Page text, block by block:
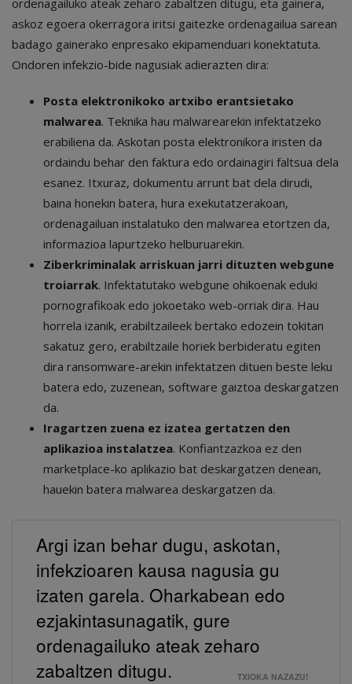
askoz egoera okerragora iritsi gaitezke ordenagailua sarean
badago gainerako enpresako ekipamenduari konektatuta.
Ondoren infekzio-bide nagusiak adierazten dira:
Posta elektronikoko artxibo erantsietako
malwarea. Teknika hau malwarearekin infektatzeko
erabiliena da. Askotan posta elektronikora iristen da
ordaindu behar den faktura edo ordainagiri faltsua dela
esanez. Itxuraz, dokumentu arrunt bat dela dirudi,
baina honekin batera, hura exekutatzerakoan,
ordenagailuan instalatuko den malwarea etortzen da,
informazioa lapurtzeko helburuarekin.
Ziberkriminalak arriskuan jarri dituzten webgune
troiarrak. Infektatutako webgune ohikoenak eduki
pornografikoak edo jokoetako web-orriak dira. Hau
horrela izanik, erabiltzaileek bertako edozein tokitan
sakatuz gero, erabiltzaile horiek berbideratu egiten
dira ransomware-arekin infektatzen dituen beste leku
batera edo, zuzenean, software gaiztoa deskargatzen
da.
Iragartzen zuena ez izatea gertatzen den
aplikazioa instalatzea. Konfiantzazkoa ez den
marketplace-ko aplikazio bat deskargatzen denean,
hauekin batera malwarea deskargatzen da.
Argi izan behar dugu, askotan,
infekzioaren kausa nagusia gu
izaten garela. Oharkabean edo
ezjakintasunagatik, gure
ordenagailuko ateak zeharo
zabaltzen ditugu.
TXIOKA NAZAZU!